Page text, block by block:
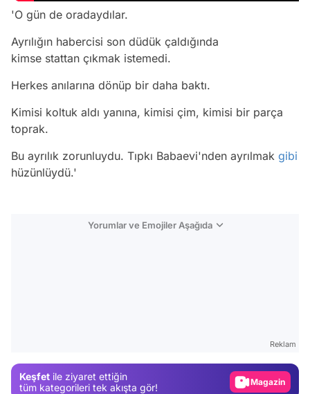
'O gün de oradaydılar.
Ayrılığın habercisi son düdük çaldığında
kimse stattan çıkmak istemedi.
Herkes anılarına dönüp bir daha baktı.
Kimisi koltuk aldı yanına, kimisi çim, kimisi bir parça
toprak.
Bu ayrılık zorunluydu. Tıpkı Babaevi'nden ayrılmak gibi
hüzünlüydü.'
Yorumlar ve Emojiler Aşağıda
Reklam
Keşfet ile ziyaret ettiğin
tüm kategorileri tek akışta gör!
Magazin